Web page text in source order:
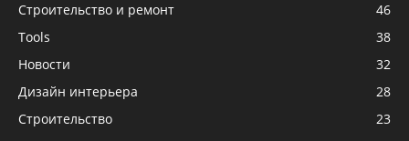
Строительство и ремонт
46
Tools
38
Новости
32
Дизайн интерьера
28
Строительство
23